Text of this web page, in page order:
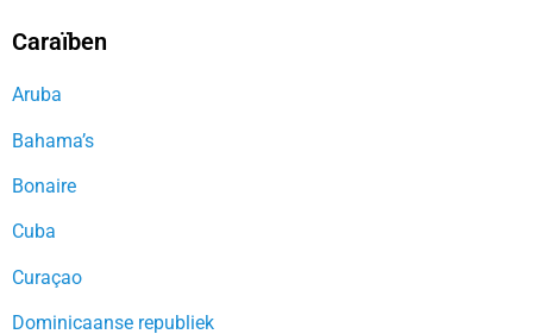
Caraïben
Aruba
Bahama’s
Bonaire
Cuba
Curaçao
Dominicaanse republiek